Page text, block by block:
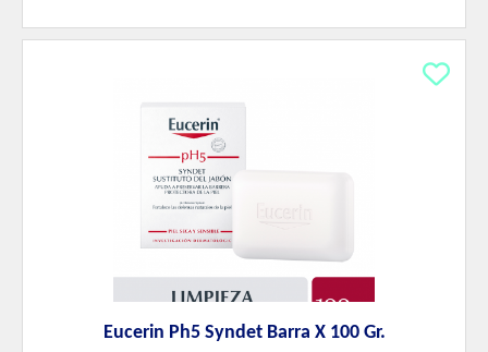
Eucerin Ph5 Syndet Barra X 100 Gr.